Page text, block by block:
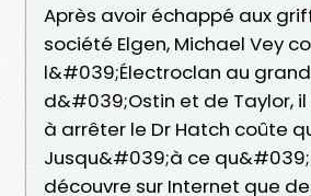
Après avoir échappé aux
société Elgen, Michael Vey
l&#039;Électroclan au
d&#039;Ostin et de Taylor,
à arrêter le Dr Hatch coûte
Jusqu&#039;à ce
découvre sur Internet que